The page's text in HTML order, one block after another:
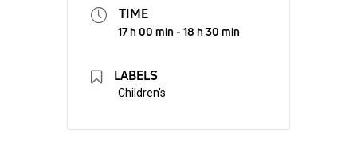
TIME
17 h 00 min - 18 h 30 min
LABELS
Children's